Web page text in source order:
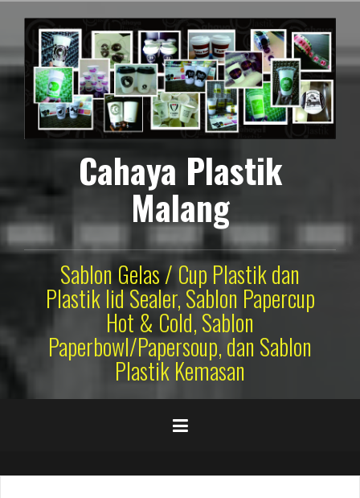
konten
Cahaya Plastik
Malang
Sablon Gelas / Cup Plastik dan
Plastik lid Sealer, Sablon Papercup
Hot & Cold, Sablon
Paperbowl/Papersoup, dan Sablon
Plastik Kemasan